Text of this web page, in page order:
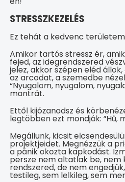
STRESSZKEZELÉS
Ez tehát a kedvenc
Amikor tartós stressz ér,
fejed, az idegrendszered
jelez, akkor szépen eléd
az arcodat, a szemedbe
“Nyugalom, nyugalom,
mantrát.
Ettől kijózanodsz és
legtöbben ezt mondják: “Hű,
Megállunk, kicsit
projektjeidet. Megnézzük a
a pánik okozta kapkodást.
persze nem altatlak be, nem
rendszered, de nem
testileg, sem lelkileg, sem